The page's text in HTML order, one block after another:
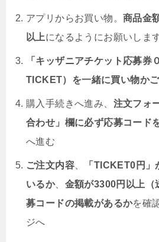
アプリからお買い物。 商品金
以上になるようにお願いしま
「キッザニアチケット応募券
TICKET）を一緒に買い物か
購入手続きへ進み、 注文フォ
合わせ」欄に必ず応募コード
へ進む
ご注文内容
「TICKET0円
いるか、 金額が3300円以上（
募コードの掲載があるかを確
ジへ